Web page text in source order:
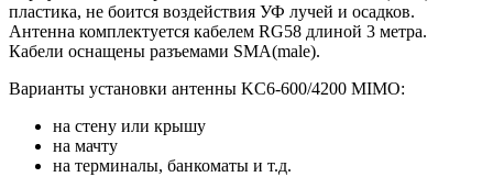
пластика, не боится воздействия УФ лучей и осадков.
Антенна комплектуется кабелем RG58 длиной 3 метра.
Кабели оснащены разъемами SMA(male).
Варианты установки антенны KC6-600/4200 MIMO:
на стену или крышу
на мачту
на терминалы, банкоматы и т.д.